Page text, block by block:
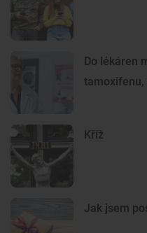
Do lékáren
tamoxifenu,
Kříž
Jak jsem